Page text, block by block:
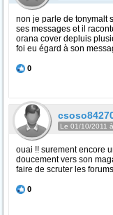
non je parle de tonymalt
ses messages et il
orana cover depluis
foi eu égard à son
0
Le 01/10/2011
ouai !! surement encore
doucement vers son
faire de scruter les
0